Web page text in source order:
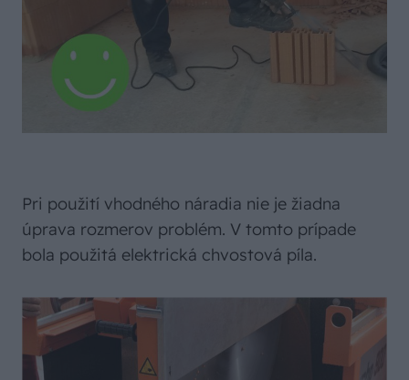
Pri použití vhodného náradia nie je žiadna
úprava rozmerov problém. V tomto prípade
bola použitá elektrická chvostová píla.